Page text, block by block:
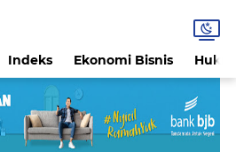
Indeks Ekonomi Bisnis